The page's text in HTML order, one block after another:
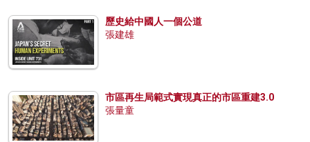
歷史給中國人一個公道
張建雄
市區再生局範式實現真正的市區重建3.0
張量童